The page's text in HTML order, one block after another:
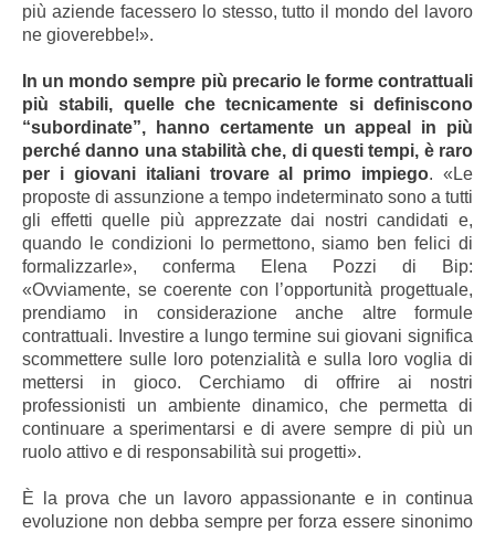
più aziende facessero lo stesso, tutto il mondo del lavoro
ne gioverebbe!».
In un mondo sempre più precario le forme contrattuali
più stabili, quelle che tecnicamente si definiscono
“subordinate”, hanno certamente un appeal in più
perché danno una stabilità che, di questi tempi, è raro
per i giovani italiani trovare al primo impiego. «Le
proposte di assunzione a tempo indeterminato sono a tutti
gli effetti quelle più apprezzate dai nostri candidati e,
quando le condizioni lo permettono, siamo ben felici di
formalizzarle», conferma Elena Pozzi di Bip:
«Ovviamente, se coerente con l’opportunità progettuale,
prendiamo in considerazione anche altre formule
contrattuali. Investire a lungo termine sui giovani significa
scommettere sulle loro potenzialità e sulla loro voglia di
mettersi in gioco. Cerchiamo di offrire ai nostri
professionisti un ambiente dinamico, che permetta di
continuare a sperimentarsi e di avere sempre di più un
ruolo attivo e di responsabilità sui progetti».
È la prova che un lavoro appassionante e in continua
evoluzione non debba sempre per forza essere sinonimo